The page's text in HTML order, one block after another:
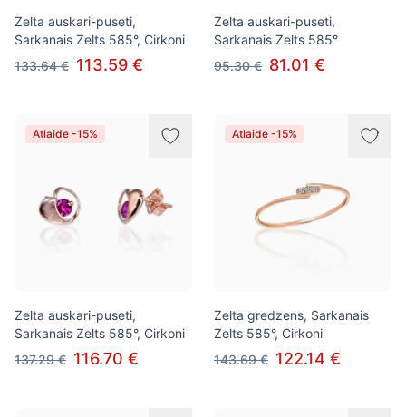
Zelta auskari-puseti,
Sarkanais Zelts 585°, Cirkoni
133.64 € 113.59 €
Zelta auskari-puseti,
Sarkanais Zelts 585°
95.30 € 81.01 €
Atlaide -15%
Zelta auskari-puseti,
Sarkanais Zelts 585°, Cirkoni
137.29 € 116.70 €
Atlaide -15%
Zelta gredzens, Sarkanais
Zelts 585°, Cirkoni
143.69 € 122.14 €